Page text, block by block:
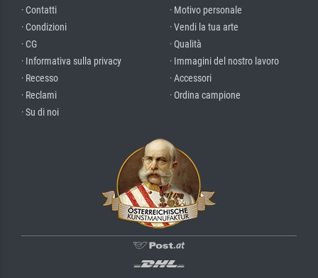
· Contatti
· Condizioni
· CG
· Informativa sulla privacy
· Recesso
· Reclami
· Su di noi
· Motivo personale
· Vendi la tua arte
· Qualità
· Immagini del nostro lavoro
· Accessori
· Ordina campione